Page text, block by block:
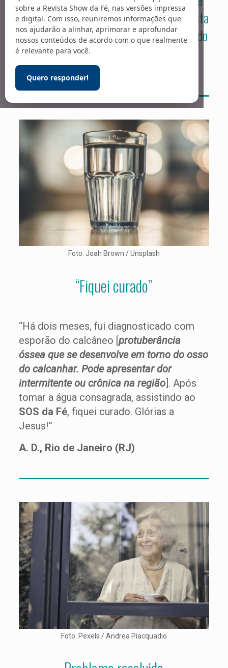
sobre a Revista Show da Fé, nas versões impressa
e digital. Com isso, reuniremos informações que
nos ajudarão a alinhar, aprimorar e aprofundar
nossos conteúdos de acordo com o que realmente
é relevante para você.
Quero responder!
milagres – relatadas por leitores da revista
e por aqueles que assistem ao programa do
Missionário na TV.
Foto: Joah Brown / Unsplash
“Fiquei curado”
“Há dois meses, fui diagnosticado com
esporão do calcâneo [protuberância
óssea que se desenvolve em torno do osso
do calcanhar. Pode apresentar dor
intermitente ou crônica na região]. Após
tomar a água consagrada, assistindo ao
SOS da Fé, fiquei curado. Glórias a
Jesus!”
A. D., Rio de Janeiro (RJ)
Foto: Pexels / Andrea Piacquadio